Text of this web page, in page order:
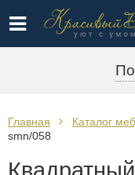
Главная Каталог
smn/058